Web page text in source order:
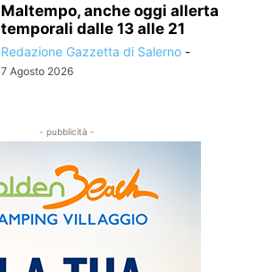
Maltempo, anche oggi allerta
temporali dalle 13 alle 21
Redazione Gazzetta di Salerno -
7 Agosto 2026
- pubblicità -